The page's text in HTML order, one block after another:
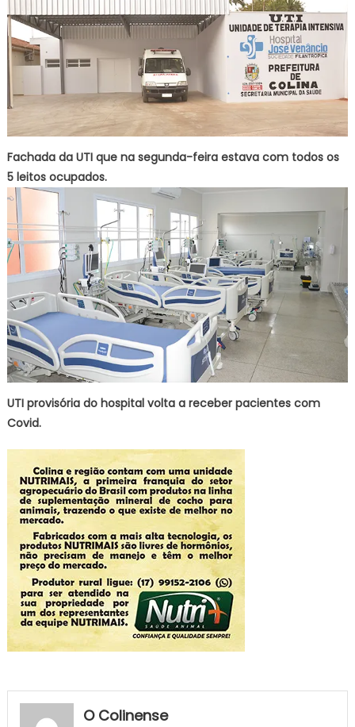
Fachada da UTI que na segunda-feira estava com todos os
5 leitos ocupados.
UTI provisória do hospital volta a receber pacientes com
Covid.
O Colinense